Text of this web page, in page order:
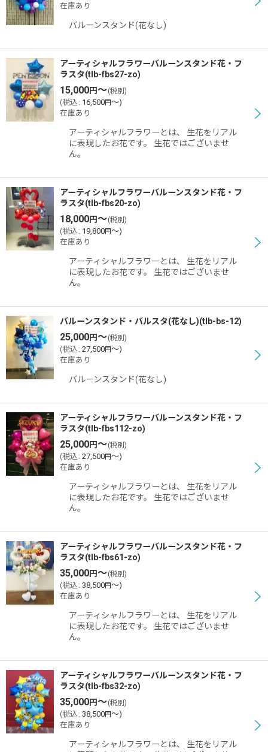
在庫あり
バルーンスタンド(花なし)
アーティシャルフラワーバルーンスタンド花・フ
ラスタ(tlb-fbs27-zo)
15,000円～(税別)
(税込 : 16,500円～)
在庫あり
アーティシャルフラワーとは、 生花をリアル
に表現したお花です。 生花ではございませ
ん。
アーティシャルフラワーバルーンスタンド花・フ
ラスタ(tlb-fbs20-zo)
18,000円～(税別)
(税込 : 19,800円～)
在庫あり
アーティシャルフラワーとは、 生花をリアル
に表現したお花です。 生花ではございませ
ん。
バルーンスタンド・バルスタ(花なし)(tlb-bs-12)
25,000円～(税別)
(税込 : 27,500円～)
在庫あり
バルーンスタンド(花なし)
アーティシャルフラワーバルーンスタンド花・フ
ラスタ(tlb-fbs112-zo)
25,000円～(税別)
(税込 : 27,500円～)
在庫あり
アーティシャルフラワーとは、 生花をリアル
に表現したお花です。 生花ではございませ
ん。
アーティシャルフラワーバルーンスタンド花・フ
ラスタ(tlb-fbs61-zo)
35,000円～(税別)
(税込 : 38,500円～)
在庫あり
アーティシャルフラワーとは、 生花をリアル
に表現したお花です。 生花ではございませ
ん。
アーティシャルフラワーバルーンスタンド花・フ
ラスタ(tlb-fbs32-zo)
35,000円～(税別)
(税込 : 38,500円～)
在庫あり
アーティシャルフラワーとは、 生花をリアル